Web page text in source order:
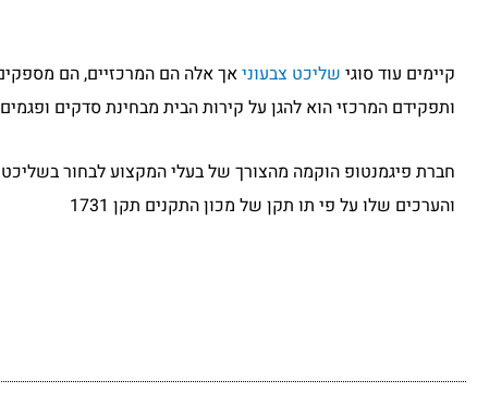
קיימים עוד סוגי שליכט צבעוניאך אלה הם המרכזיים, הם מספקים
ותפקידם המרכזי הוא להגן על קירות הבית מבחינת סדקים
חברת פיגמנטופ הוקמה מהצורך של בעלי המקצוע לבחור
והערכים שלו על פי תו תקן של מכון התקנים תקן 1731